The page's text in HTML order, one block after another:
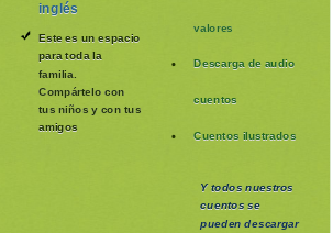
inglés
Este es un espacio
para toda la
familia
Compártelo con
tus niños y con tus
amigos
valores
Descarga de audio
cuentos
Cuentos ilustrados
Y todos nuestros
cuentos se
puedendescargar